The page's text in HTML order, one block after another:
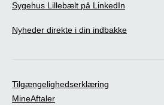
Sygehus Lillebælt på LinkedIn
Nyheder direkte i din indbakke
Tilgængelighedserklæring
MineAftaler